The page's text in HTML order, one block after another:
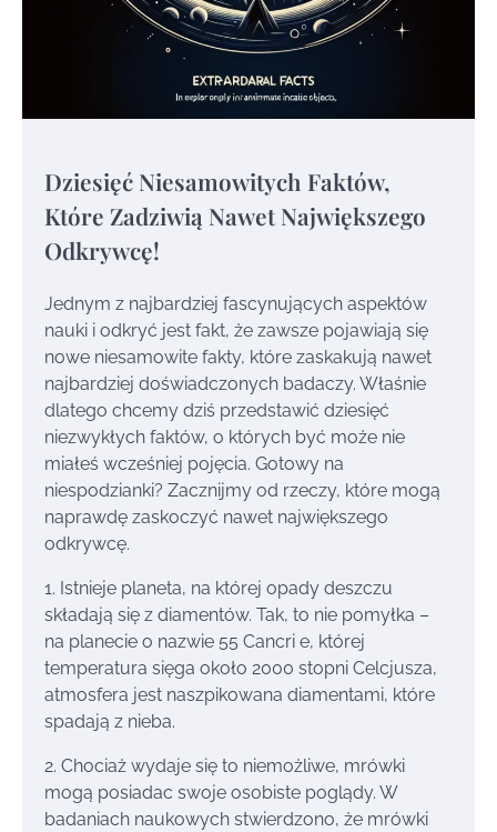
Dziesięć Niesamowitych Faktów,
Które Zadziwią Nawet Największego
Odkrywcę!
Jednym z najbardziej fascynujących aspektów
nauki i odkryć jest fakt, że zawsze pojawiają się
nowe niesamowite fakty, które zaskakują nawet
najbardziej doświadczonych badaczy. Właśnie
dlatego chcemy dziś przedstawić dziesięć
niezwykłych faktów, o których być może nie
miałeś wcześniej pojęcia. Gotowy na
niespodzianki? Zacznijmy od rzeczy, które mogą
naprawdę zaskoczyć nawet największego
odkrywcę.
1. Istnieje planeta, na której opady deszczu
składają się z diamentów. Tak, to nie pomyłka –
na planecie o nazwie 55 Cancri e, której
temperatura sięga około 2000 stopni Celcjusza,
atmosfera jest naszpikowana diamentami, które
spadają z nieba.
2. Chociaż wydaje się to niemożliwe, mrówki
mogą posiadac swoje osobiste poglądy. W
badaniach naukowych stwierdzono, że mrówki